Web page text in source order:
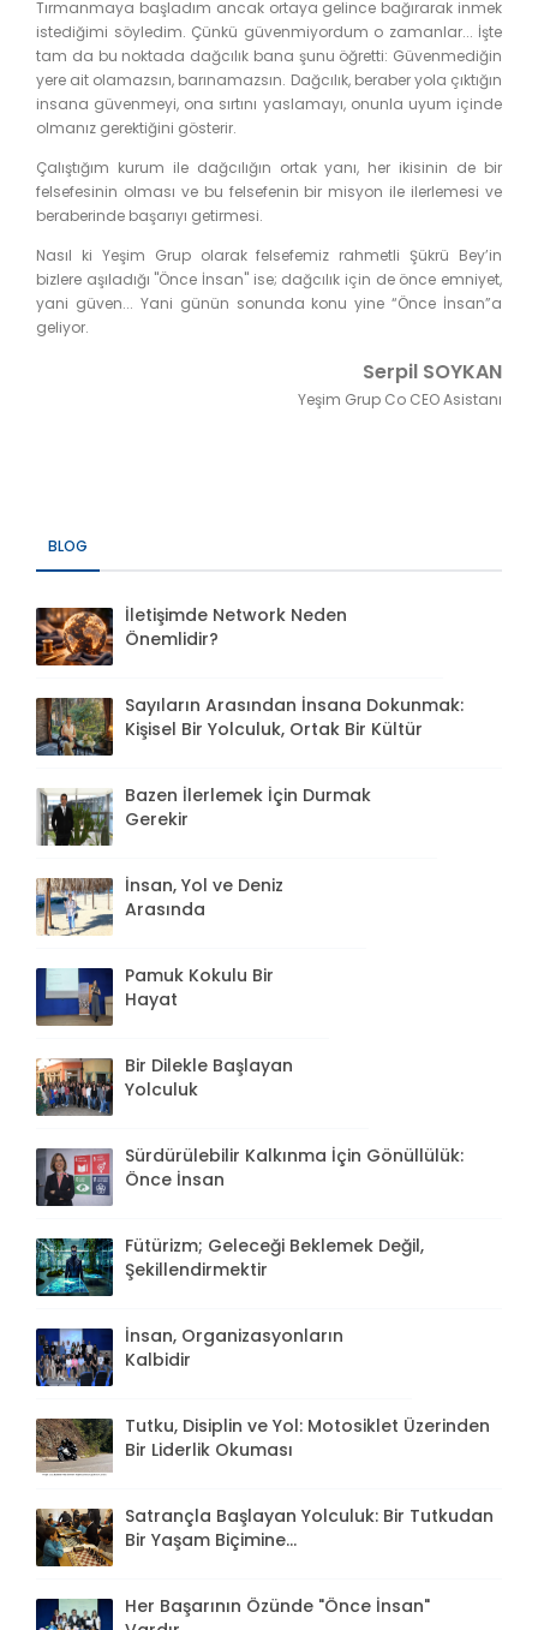
Tırmanmaya başladım ancak ortaya gelince bağırarak inmek
istediğimi söyledim. Çünkü güvenmiyordum o zamanlar... İşte
tam da bu noktada dağcılık bana şunu öğretti: Güvenmediğin
yere ait olamazsın, barınamazsın. Dağcılık, beraber yola çıktığın
insana güvenmeyi, ona sırtını yaslamayı, onunla uyum içinde
olmanız gerektiğini gösterir.
Çalıştığım kurum ile dağcılığın ortak yanı, her ikisinin de bir
felsefesinin olması ve bu felsefenin bir misyon ile ilerlemesi ve
beraberinde başarıyı getirmesi.
Nasıl ki Yeşim Grup olarak felsefemiz rahmetli Şükrü Bey’in
bizlere aşıladığı "Önce İnsan" ise; dağcılık için de önce emniyet,
yani güven... Yani günün sonunda konu yine “Önce İnsan”a
geliyor.
Serpil SOYKAN
Yeşim Grup Co CEO Asistanı
BLOG
İletişimde Network Neden
Önemlidir?
Sayıların Arasından İnsana Dokunmak:
Kişisel Bir Yolculuk, Ortak Bir Kültür
Bazen İlerlemek İçin Durmak
Gerekir
İnsan, Yol ve Deniz
Arasında
Pamuk Kokulu Bir
Hayat
Bir Dilekle Başlayan
Yolculuk
Sürdürülebilir Kalkınma İçin Gönüllülük:
Önce İnsan
Fütürizm; Geleceği Beklemek Değil,
Şekillendirmektir
İnsan, Organizasyonların
Kalbidir
Tutku, Disiplin ve Yol: Motosiklet Üzerinden
Bir Liderlik Okuması
Satrançla Başlayan Yolculuk: Bir Tutkudan
Bir Yaşam Biçimine...
Her Başarının Özünde "Önce İnsan"